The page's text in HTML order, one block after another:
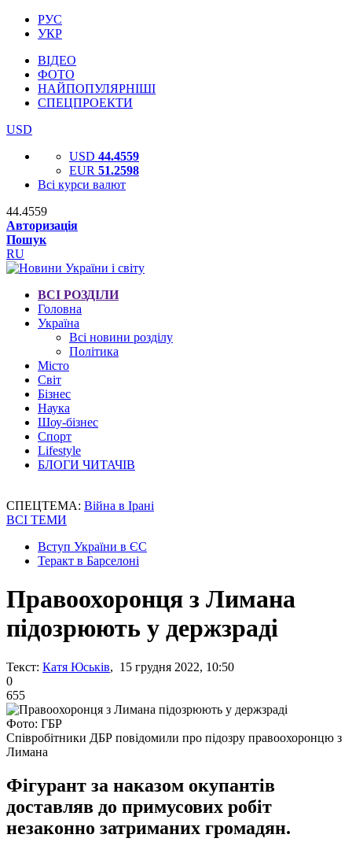
РУС
УКР
ВІДЕО
ФОТО
НАЙПОПУЛЯРНІШІ
СПЕЦПРОЕКТИ
USD
USD 44.4559
EUR 51.2598
Всі курси валют
44.4559
Авторизація
Пошук
RU
ВСІ РОЗДІЛИ
Головна
Україна
Всі новини розділу
Політика
Місто
Світ
Бізнес
Наука
Шоу-бізнес
Спорт
Lifestyle
БЛОГИ ЧИТАЧІВ
СПЕЦТЕМА: Війна в Ірані
ВСІ ТЕМИ
Вступ України в ЄС
Теракт в Барселоні
Правоохоронця з Лимана
підозрюють у держзраді
Текст: Катя Юськів, 15 грудня 2022, 10:50
0
655
Фото: ГБР
Співробітники ДБР повідомили про підозру правоохоронцю з
Лимана
Фігурант за наказом окупантів
доставляв до примусових робіт
незаконно затриманих громадян.